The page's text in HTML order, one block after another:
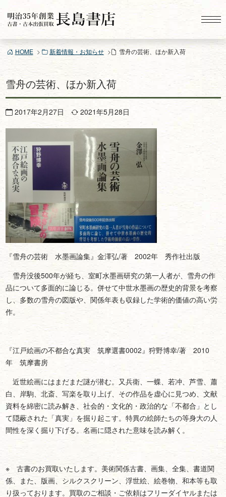
ン
ツ
ス
プ
HOME 新着情報・お知らせ 雪舟の芸術、ほか新入荷
雪舟の芸術、ほか新入荷
2017年2月27日 2021年5月28日
『雪舟の芸術 水墨画論集』金澤弘/著 2002年 秀作社出版
雪舟没後500年が経ち、室町水墨画研究の第一人者が、雪舟の作
品について多面的に論じる。併せて中世水墨画の歴史的背景を考察
し、多数の雪舟の図版や、関係年表も収録した学術的価値の高い労
作。
『江戸絵画の不都合な真実 筑摩選書0002』狩野博幸/著 2010
年 筑摩書房
近世絵画にはまだまだ謎が潜む。又兵衛、一蝶、若冲、芦雪、蕭
白、岸駒、北斎、写楽を取り上げ、その作品を虚心に見つめ、文献
資料を綿密に読み解き、社会的・文化的・政治的な「不都合」とし
て隠蔽された「真実」を掘り起こす。特異の絵師たちの等身大の人
間性を深く掘り下げる。名画に隠された意味を読み解く。
※ 古書のお買取いたします。美術関係古書、画集、全集、書道関
係、また、版画、シルクスクリーン、浮世絵、絵巻物、和本等も取
り扱っております。買取のご相談・ご依頼はフリーダイヤルまたは